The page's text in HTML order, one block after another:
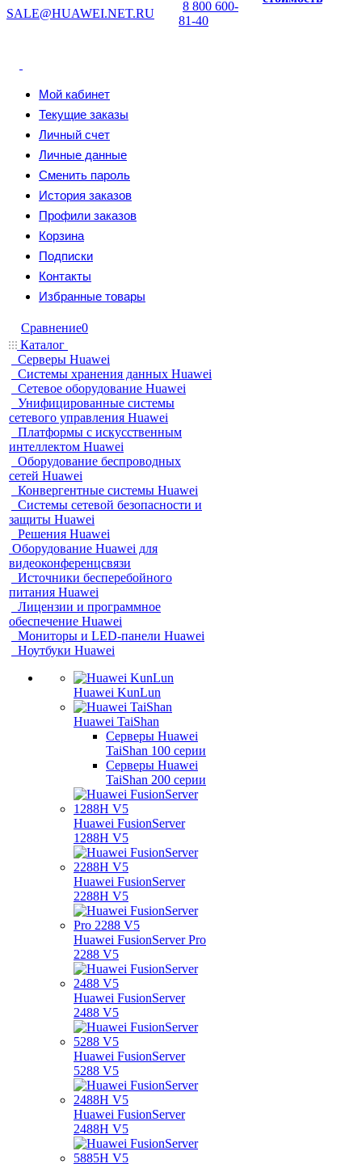
SALE@HUAWEI.NET.RU
8 800 600-
81-40
Мой кабинет
Текущие заказы
Личный счет
Личные данные
Сменить пароль
История заказов
Профили заказов
Корзина
Подписки
Контакты
Избранные товары
Сравнение0
Каталог
Серверы Huawei
Системы хранения данных Huawei
Сетевое оборудование Huawei
Унифицированные системы
сетевого управления Huawei
Платформы с искусственным
интеллектом Huawei
Оборудование беспроводных
сетей Huawei
Конвергентные системы Huawei
Системы сетевой безопасности и
защиты Huawei
Решения Huawei
Оборудование Huawei для
видеоконференцсвязи
Источники бесперебойного
питания Huawei
Лицензии и программное
обеспечение Huawei
Мониторы и LED-панели Huawei
Ноутбуки Huawei
Huawei KunLun
Huawei TaiShan
Серверы Huawei
TaiShan 100 серии
Серверы Huawei
TaiShan 200 серии
Huawei FusionServer
1288H V5
Huawei FusionServer
2288H V5
Huawei FusionServer Pro
2288 V5
Huawei FusionServer
2488 V5
Huawei FusionServer
5288 V5
Huawei FusionServer
2488H V5